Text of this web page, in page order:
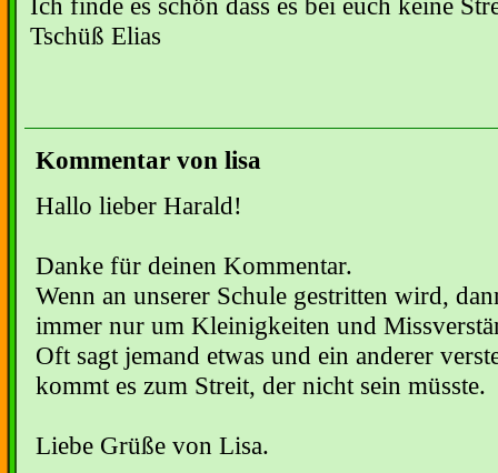
Tschüß Elias
Kommentar von lisa
Hallo lieber Harald!
Danke für deinen Kommentar.
Wenn an unserer Schule gestritten wird,
immer nur um Kleinigkeiten und
Oft sagt jemand etwas und ein anderer
kommt es zum Streit, der nicht sein müsste.
Liebe Grüße von Lisa.